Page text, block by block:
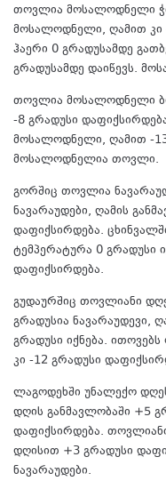
თოვლია მოსალოდნელი
მოსალოდნელი, ღამით კი
ჰაერი 0 გრადუსამდე
გრადუსამდე დაიწევს.
თოვლია მოსალოდნელი
-8 გრადუსი
მოსალოდნელი, ღამით -
მოსალოდნელია თოვლი.
გორშიც თოვლია
ნავარაუდები, ღამის
დაფიქსირდება.
ტემპერატურა 0 გრადუსი
დაფიქსირდება.
გუდაურშიც თოვლიანი
გრადუსია ნავარაუდევი,
გრადუსი იქნება.
კი -12 გრადუსი
ლაგოდეხში უნალექო
დღის განმავლობაში +5
დაფიქსირდება.
დღისით +3 გრადუსი
ნავარაუდები.